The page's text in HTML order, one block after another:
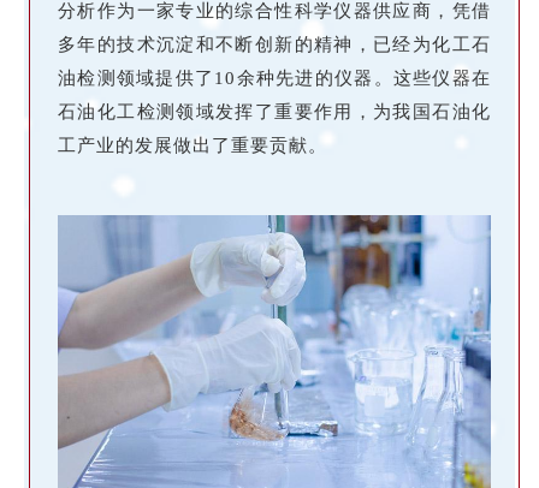
分析作为一家专业的综合性科学仪器供应商，凭借
多年的技术沉淀和不断创新的精神，已经为化工石
油检测领域提供了10余种先进的仪器。这些仪器在
石油化工检测领域发挥了重要作用，为我国石油化
工产业的发展做出了重要贡献。